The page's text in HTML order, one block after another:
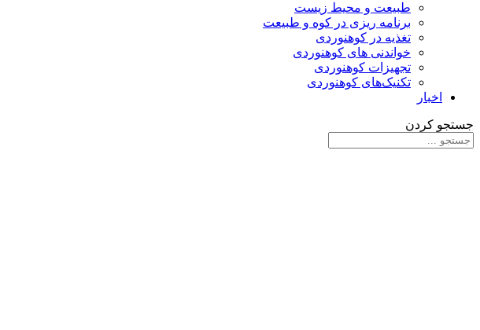
طبیعت و محیط زیست
برنامه ریزی در کوه و طبیعت
تغذیه در کوهنوردی
خواندنی های کوهنوردی
تجهیزات کوهنوردی
تکنیک‌های کوهنوردی
اخبار
جستجو کردن